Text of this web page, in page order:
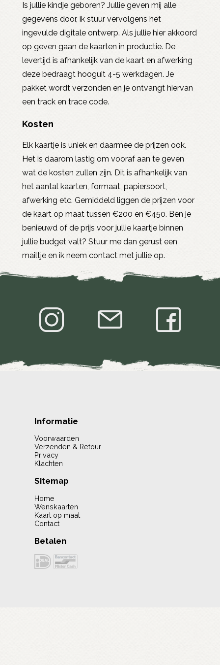
Is jullie kindje geboren? Jullie geven mij alle
gegevens door, ik stuur vervolgens het
ingevulde digitale ontwerp. Als jullie hier akkoord
op geven gaan de kaarten in productie. De
levertijd is afhankelijk van de kaart en afwerking
deze bedraagt hooguit 4-5 werkdagen. Je
pakket wordt verzonden en je ontvangt hiervan
een track en trace code.
Kosten
Elk kaartje is uniek en daarmee de prijzen ook.
Het is daarom lastig om vooraf aan te geven
wat de kosten zullen zijn. Dit is afhankelijk van
het aantal kaarten, formaat, papiersoort,
afwerking etc. Gemiddeld liggen de prijzen voor
de kaart op maat tussen €200 en €450. Ben je
benieuwd of de prijs voor jullie kaartje binnen
jullie budget valt? Stuur me dan gerust een
mailtje en ik neem contact met jullie op.
Informatie
Voorwaarden
Verzenden & Retour
Privacy
Klachten
Sitemap
Home
Wenskaarten
Kaart op maat
Contact
Betalen